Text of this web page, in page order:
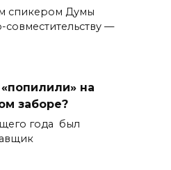
спикером Думы
совместительству —
на
заборе?
года был